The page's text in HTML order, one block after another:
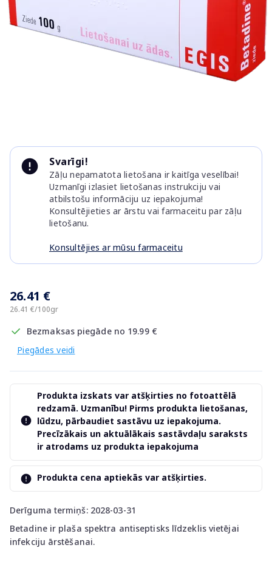
Svarīgi!
Zāļu nepamatota lietošana ir kaitīga veselībai!
Uzmanīgi izlasiet lietošanas instrukciju vai
atbilstošu informāciju uz iepakojuma!
Konsultējieties ar ārstu vai farmaceitu par zāļu
lietošanu.
Konsultējies ar mūsu farmaceitu
26.41 €
26.41 €/100gr
Bezmaksas piegāde no 19.99 €
Piegādes veidi
Derīguma termiņš: 2028-03-31
Betadine ir plaša spektra antiseptisks līdzeklis vietējai
infekciju ārstēšanai.
Produkta izskats var atšķirties no fotoattēlā
redzamā. Uzmanību! Pirms produkta lietošanas,
lūdzu, pārbaudiet sastāvu uz iepakojuma.
Precīzākais un aktuālākais sastāvdaļu saraksts
ir atrodams uz produkta iepakojuma
Produkta cena aptiekās var atšķirties.